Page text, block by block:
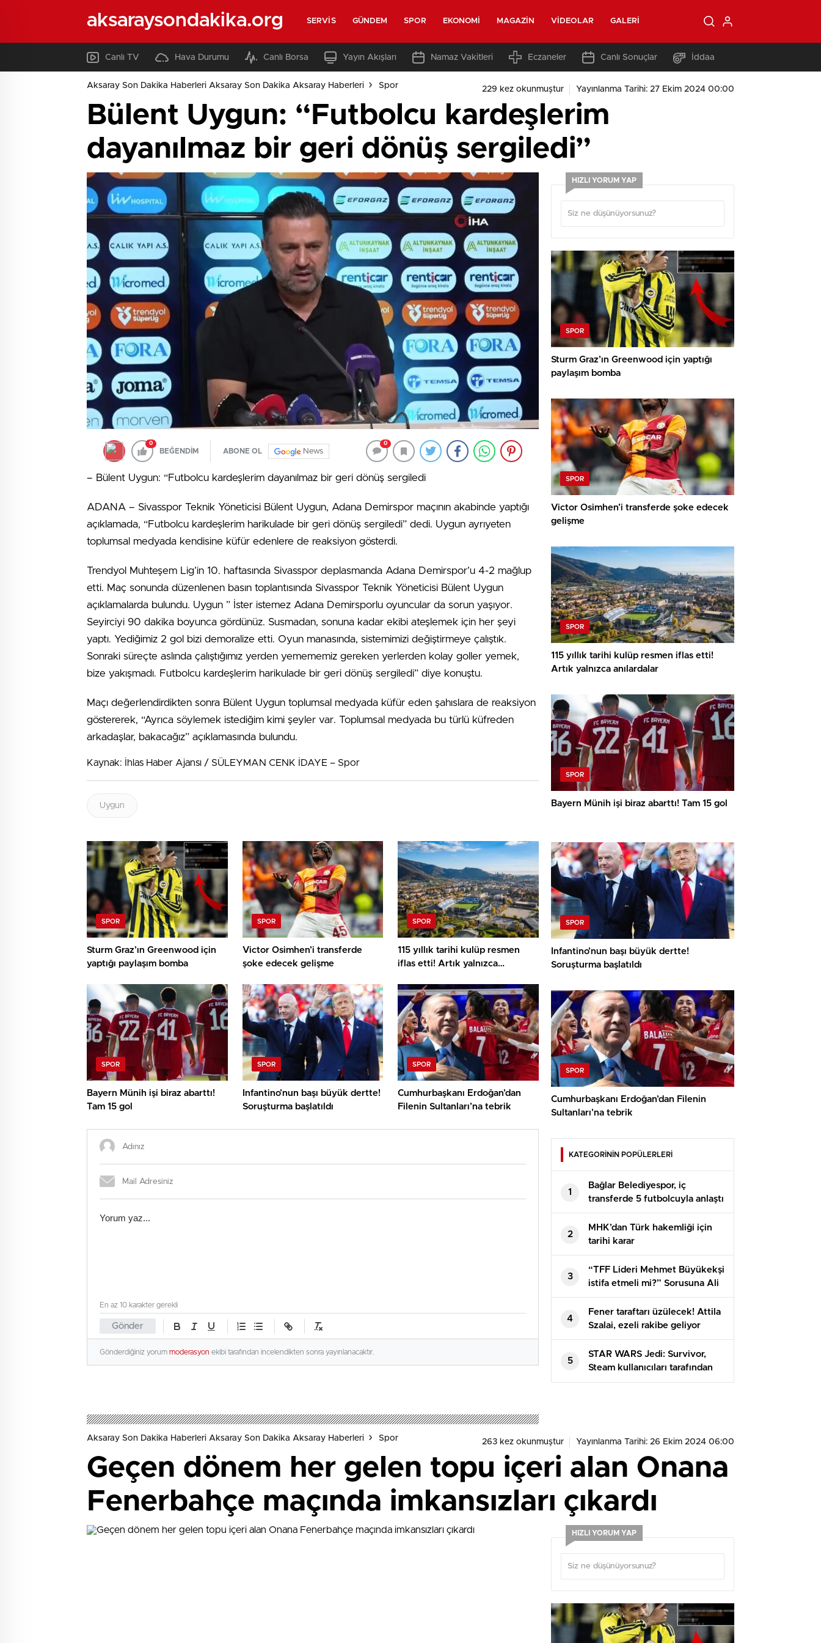
aksaraysondakika.org SERVIS GÜNDEM SPOR EKONOMI MAGAZIN VIDEOLAR GALERI
Canlı TV Hava Durumu Canlı Borsa Yayın Akışları Namaz Vakitleri Eczaneler Canlı Sonuçlar İddaa
Aksaray Son Dakika Haberleri Aksaray Son Dakika Aksaray Haberleri Spor 229 kez okunmuştur Yayınlanma Tarihi: 27 Ekim 2024 00:00
Bülent Uygun: “Futbolcu kardeşlerim
dayanılmaz bir geri dönüş sergiledi”
0
BEĞENDİM ABONE OL News
0
– Bülent Uygun: “Futbolcu kardeşlerim dayanılmaz bir geri dönüş sergiledi
ADANA – Sivasspor Teknik Yöneticisi Bülent Uygun, Adana Demirspor maçının akabinde yaptığı
açıklamada, “Futbolcu kardeşlerim harikulade bir geri dönüş sergiledi” dedi. Uygun ayrıyeten
toplumsal medyada kendisine küfür edenlere de reaksiyon gösterdi.
Trendyol Muhteşem Lig’in 10. haftasında Sivasspor deplasmanda Adana Demirspor’u 4-2 mağlup
etti. Maç sonunda düzenlenen basın toplantısında Sivasspor Teknik Yöneticisi Bülent Uygun
açıklamalarda bulundu. Uygun ” İster istemez Adana Demirsporlu oyuncular da sorun yaşıyor.
Seyirciyi 90 dakika boyunca gördünüz. Susmadan, sonuna kadar ekibi ateşlemek için her şeyi
yaptı. Yediğimiz 2 gol bizi demoralize etti. Oyun manasında, sistemimizi değiştirmeye çalıştık.
Sonraki süreçte aslında çalıştığımız yerden yemememiz gereken yerlerden kolay goller yemek,
bize yakışmadı. Futbolcu kardeşlerim harikulade bir geri dönüş sergiledi” diye konuştu.
Maçı değerlendirdikten sonra Bülent Uygun toplumsal medyada küfür eden şahıslara de reaksiyon
göstererek, “Ayrıca söylemek istediğim kimi şeyler var. Toplumsal medyada bu türlü küfreden
arkadaşlar, bakacağız” açıklamasında bulundu.
Kaynak: İhlas Haber Ajansı / SÜLEYMAN CENK İDAYE – Spor
Uygun
SPOR
Sturm Graz’ın Greenwood için
yaptığı paylaşım bomba
SPOR
Victor Osimhen’i transferde
şoke edecek gelişme
SPOR
115 yıllık tarihi kulüp resmen
iflas etti! Artık yalnızca
SPOR
Bayern Münih işi biraz abarttı!
Tam 15 gol
SPOR
Infantino’nun başı büyük dertte!
Soruşturma başlatıldı
SPOR
Cumhurbaşkanı Erdoğan’dan
Filenin Sultanları’na tebrik
Gönder
En az 10 karakter gerekli
Gönderdiğiniz yorum moderasyon ekibi tarafından incelendikten sonra yayınlanacaktır.
HIZLI YORUM YAP
SPOR
Sturm Graz’ın Greenwood için yaptığı
paylaşım bomba
SPOR
Victor Osimhen’i transferde şoke edecek
gelişme
SPOR
115 yıllık tarihi kulüp resmen iflas etti!
Artık yalnızca anılardalar
SPOR
Bayern Münih işi biraz abarttı! Tam 15 gol
SPOR
Infantino’nun başı büyük dertte!
Soruşturma başlatıldı
SPOR
Cumhurbaşkanı Erdoğan’dan Filenin
Sultanları’na tebrik
KATEGORİNİN POPÜLERLERİ
1
Bağlar Belediyespor, iç
transferde 5 futbolcuyla anlaştı
2
MHK’dan Türk hakemliği için
tarihi karar
3
“TFF Lideri Mehmet Büyükekşi
istifa etmeli mi?” Sorusuna Ali
Koç’tan net karşılık
4
Fener taraftarı üzülecek! Attila
Szalai, ezeli rakibe geliyor
5
STAR WARS Jedi: Survivor,
Steam kullanıcıları tarafından
olumsuz incelemelere boğuldu
Aksaray Son Dakika Haberleri Aksaray Son Dakika Aksaray Haberleri Spor 263 kez okunmuştur Yayınlanma Tarihi: 26 Ekim 2024 06:00
Geçen dönem her gelen topu içeri alan Onana
Fenerbahçe maçında imkansızları çıkardı
HIZLI YORUM YAP